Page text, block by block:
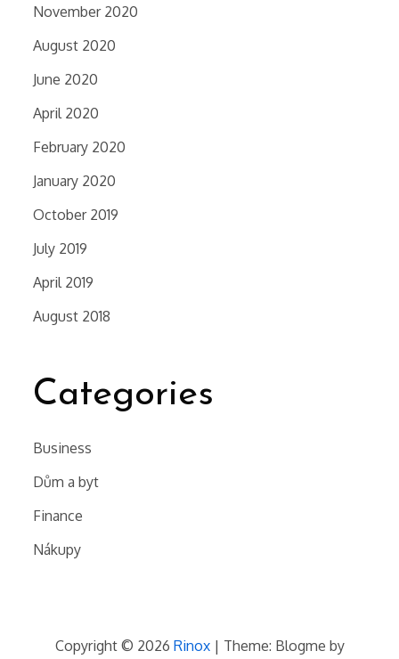
November 2020
August 2020
June 2020
April 2020
February 2020
January 2020
October 2019
July 2019
April 2019
August 2018
Categories
Business
Dům a byt
Finance
Nákupy
Copyright © 2026 Rinox| Theme: Blogme by